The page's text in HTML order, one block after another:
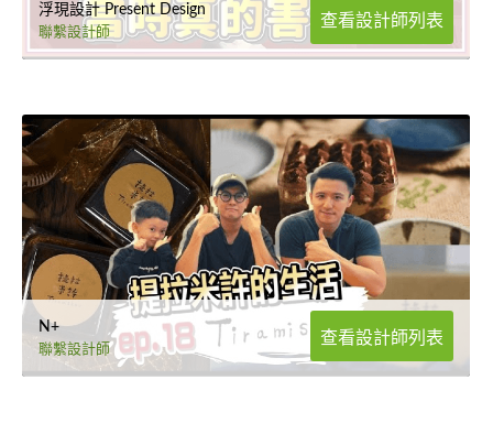
浮現設計 Present Design
聯繫設計師
查看設計師列表
N+
聯繫設計師
查看設計師列表